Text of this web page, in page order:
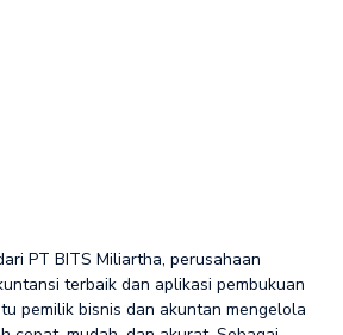
PT BITS Miliartha, perusahaan
terbaik dan aplikasi pembukuan
pemilik bisnis dan akuntan mengelola